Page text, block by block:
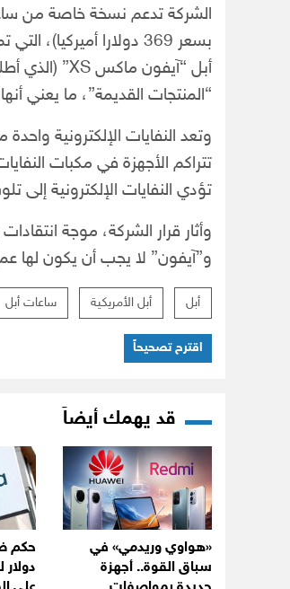
بسعر 369 دولارا
“المنتجات القديمة”، ما يعني
وتعد النفايات الإلكترونية
تتراكم الأجهزة في مكبات
تؤدي النفايات الإلكترونية إلى
وأثار قرار الشركة، موجة
و”آيفون” لا يجب أن يكون لها
أبل أبل الأمريكية ساعات أبل
اقترح تصحيحاً
قد يهمك أيضاً
«هواوي وريدمي» في
سباق القوة.. أجهزة
دولار